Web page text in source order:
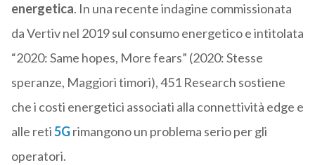
energetica. In una recente indagine commissionata
da Vertiv nel 2019 sul consumo energetico e intitolata
“2020: Same hopes, More fears” (2020: Stesse
speranze, Maggiori timori), 451 Research sostiene
che i costi energetici associati alla connettività edge e
alle reti5Grimangono un problema serio per gli
operatori.